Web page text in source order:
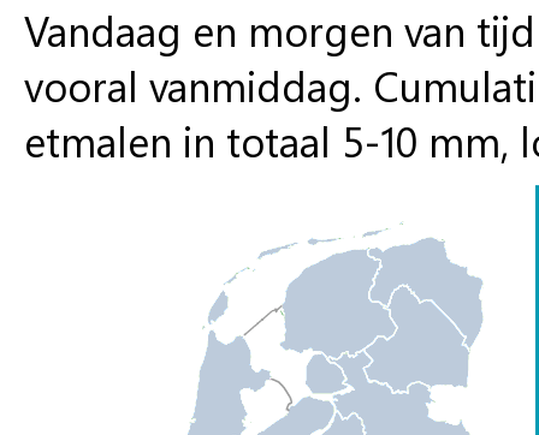
Vandaag en morgen van
vooral vanmiddag.
etmalen in totaal 5-10 mm,